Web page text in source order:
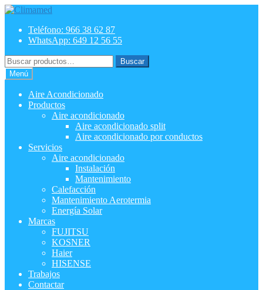
Ir
navegación
Ir
contenidoTeléfono: 966 38 62 87
WhatsApp: 649 12 56 55
Buscar
por:
Buscar
Menú
Aire Acondicionado
Productos
Aire acondicionado
Aire acondicionado split
Aire acondicionado por conductos
Servicios
Aire acondicionado
Instalación
Mantenimiento
Calefacción
Mantenimiento Aerotermia
Energía Solar
Marcas
FUJITSU
KOSNER
Haier
HISENSE
Trabajos
Contactar